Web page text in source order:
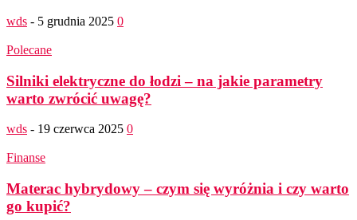
wds - 5 grudnia 2025 0
Polecane
Silniki elektryczne do łodzi – na jakie parametry
warto zwrócić uwagę?
wds - 19 czerwca 2025 0
Finanse
Materac hybrydowy – czym się wyróżnia i czy warto
go kupić?